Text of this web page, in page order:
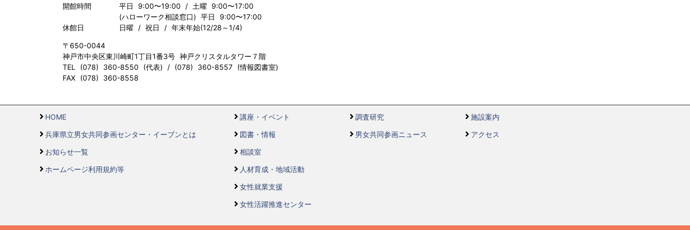
開館時間
平日 9:00〜19:00 / 土曜 9:00〜17:00
(ハローワーク相談窓口) 平日 9:00〜17:00
休館日
日曜 / 祝日 / 年末年始(12/28～1/4)
〒650-0044
神戸市中央区東川崎町1丁目1番3号 神戸クリスタルタワー７階
TEL (078) 360-8550 (代表) / (078) 360-8557 (情報図書室)
FAX (078) 360-8558
HOME
兵庫県立男女共同参画センター・イーブンとは
お知らせ一覧
ホームページ利用規約等
講座・イベント
図書・情報
相談室
人材育成・地域活動
女性就業支援
女性活躍推進センター
調査研究
男女共同参画ニュース
施設案内
アクセス